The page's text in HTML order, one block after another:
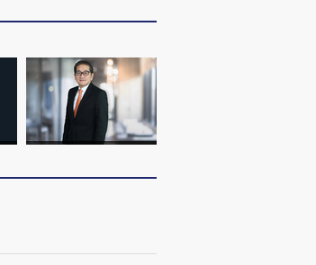
连斯基密集出访美英 索
防空导弹“救急”
秘鲁纳斯卡观光飞机坠毁
13人遇难